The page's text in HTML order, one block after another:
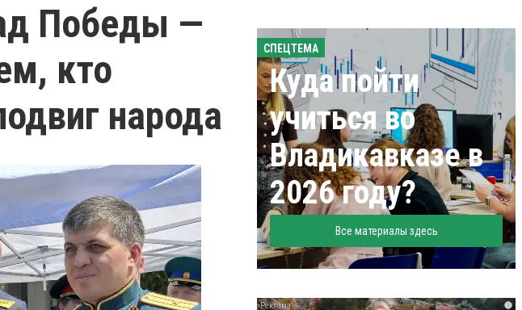
Победы —
кто
народа
СПЕЦТЕМА
Куда пойти
учиться во
Владикавказе в
2026 году?
Все материалы здесь
i